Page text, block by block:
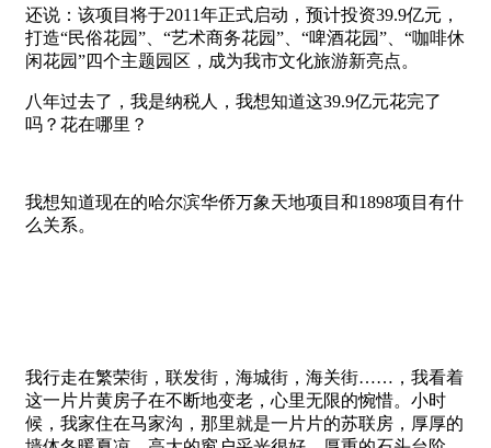
还说：该项目将于2011年正式启动，预计投资39.9亿元，
打造“民俗花园”、“艺术商务花园”、“啤酒花园”、“咖啡休
闲花园”四个主题园区，成为我市文化旅游新亮点。
八年过去了，我是纳税人，我想知道这39.9亿元花完了
吗？花在哪里？
我想知道现在的哈尔滨华侨万象天地项目和1898项目有什
么关系。
我行走在繁荣街，联发街，海城街，海关街……，我看着
这一片片黄房子在不断地变老，心里无限的惋惜。小时
候，我家住在马家沟，那里就是一片片的苏联房，厚厚的